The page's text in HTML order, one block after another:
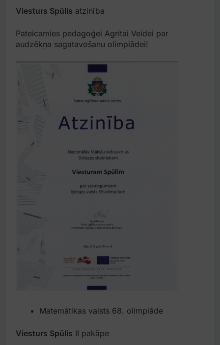
Viesturs Spūlis atzinība
Pateicamies pedagoģei Agritai Veidei par
audzēkņa sagatavošanu olimpiādei!
Matemātikas valsts 68. olimpiāde
Viesturs Spūlis II pakāpe